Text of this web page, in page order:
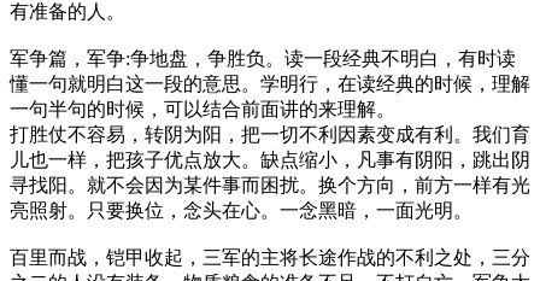
有准备的人。
军争篇，军争:争地盘，争胜负。读一段经典不明白，有时读
懂一句就明白这一段的意思。学明行，在读经典的时候，理解
一句半句的时候，可以结合前面讲的来理解。
打胜仗不容易，转阴为阳，把一切不利因素变成有利。我们育
儿也一样，把孩子优点放大。缺点缩小，凡事有阴阳，跳出阴
寻找阳。就不会因为某件事而困扰。换个方向，前方一样有光
亮照射。只要换位，念头在心。一念黑暗，一面光明。
百里而战，铠甲收起，三军的主将长途作战的不利之处，三分